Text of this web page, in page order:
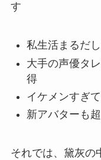
す
私生活まるだ
大手の声優タ
得
イケメンすぎ
新アバターも
それでは、黛灰の